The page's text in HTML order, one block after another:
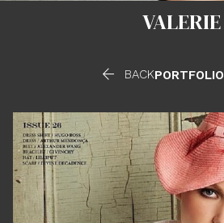
VALERIE
 BACKPORTFOLIO